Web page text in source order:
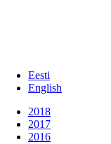
Eesti
English
2018
2017
2016